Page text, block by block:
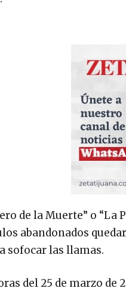
de la Muerte” o “La
abandonados
sofocar las llamas.
del 25 de marzo